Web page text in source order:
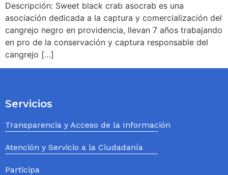
Descripción: Sweet black crab asocrab es una
asociación dedicada a la captura y comercialización del
cangrejo negro en providencia, llevan 7 años trabajando
en pro de la conservación y captura responsable del
cangrejo […]
Servicios
Transparencia y Acceso de la Información
Atención y Servicio a la Ciudadanía
Participa